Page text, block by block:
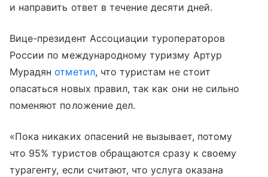
и направить ответ в течение десяти дней.
Вице-президент Ассоциации туроператоров
России по международному туризму Артур
Мурадянотметил, что туристам не стоит
опасаться новых правил, так как они не сильно
поменяют положение дел.
«Пока никаких опасений не вызывает, потому
что 95% туристов обращаются сразу к своему
турагенту, если считают, что услуга оказана